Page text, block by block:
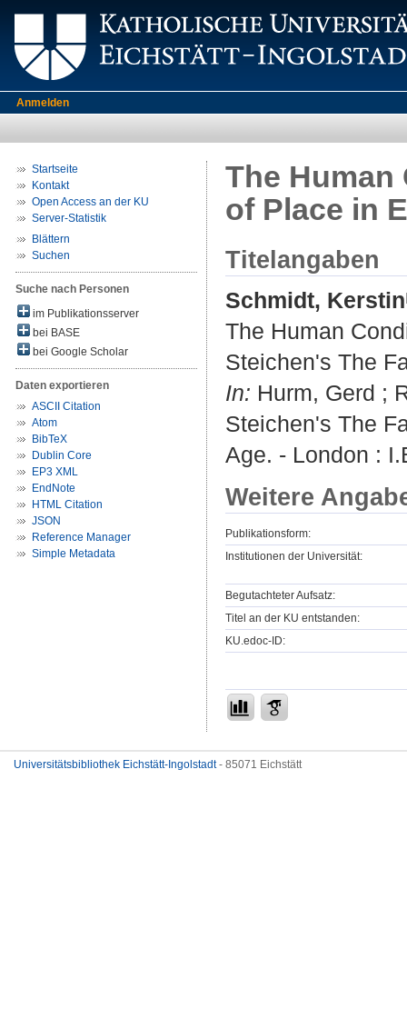
Anmelden
Startseite
Kontakt
Open Access an der KU
Server-Statistik
Blättern
Suchen
Suche nach Personen
im Publikationsserver
bei BASE
bei Google Scholar
Daten exportieren
ASCII Citation
Atom
BibTeX
Dublin Core
EP3 XML
EndNote
HTML Citation
JSON
Reference Manager
Simple Metadata
The
of Place in
Titelangaben
Schmidt, Kerstin
The Human
Steichen's The
In: Hurm, Gerd ;
Steichen's The
Age. - London :
Weitere
Publikationsform:
Institutionen der Universität:
Begutachteter Aufsatz:
Titel an der KU entstanden:
KU.edoc-ID:
Universitätsbibliothek Eichstätt-Ingolstadt- 85071 Eichstätt